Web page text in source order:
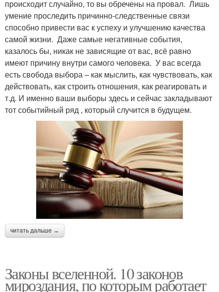
происходит случайно, то вы обречены на провал. Лишь
умение проследить причинно-следственные связи
способно привести вас к успеху и улучшению качества
самой жизни. Даже самые негативные события,
казалось бы, никак не зависящие от вас, всё равно
имеют причину внутри самого человека. У вас всегда
есть свобода выбора – как мыслить, как чувствовать, как
действовать, как строить отношения, как реагировать и
т.д. И именно ваши выборы здесь и сейчас закладывают
тот событийный ряд , который случится в будущем.
читать дальше →
Законы вселенной. 10 законов
мироздания, по которым работает